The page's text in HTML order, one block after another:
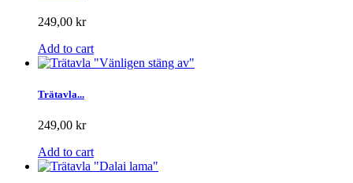
249,00 kr
Add to cart
Trätavla...
249,00 kr
Add to cart